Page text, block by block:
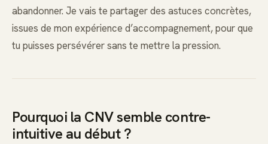
abandonner. Je vais te partager des astuces concrètes,
issues de mon expérience d’accompagnement, pour que
tu puisses persévérer sans te mettre la pression.
Pourquoi la CNV semble contre-
intuitive au début ?